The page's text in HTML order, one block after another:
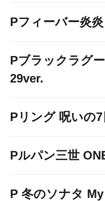
Pフィーバー炎
Pブラックラグ
29ver.
Pリング 呪いの
Pルパン三世
P 冬のソナタ